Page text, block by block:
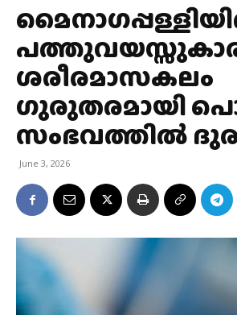
ശരീരമാസകലം
ഗുരുതരമായി
സംഭവത്തിൽ
June 3, 2026